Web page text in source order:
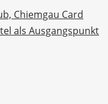
Chiemgau Card
als Ausgangspunkt